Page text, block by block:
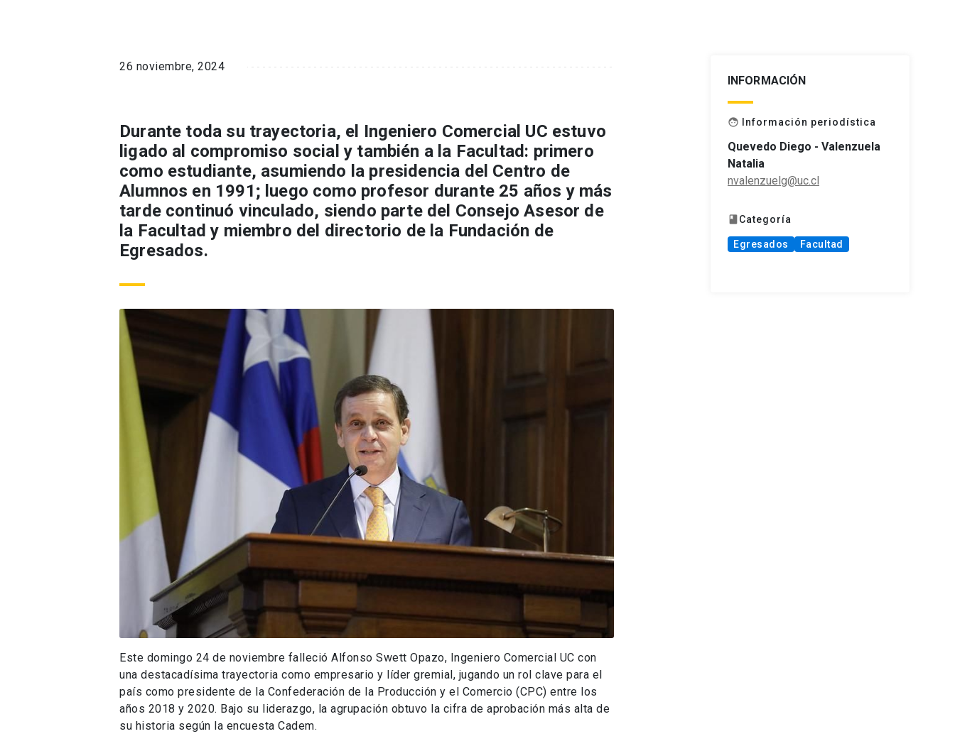
26 noviembre, 2024
Durante toda su trayectoria, el Ingeniero Comercial UC estuvo
ligado al compromiso social y también a la Facultad: primero
como estudiante, asumiendo la presidencia del Centro de
Alumnos en 1991; luego como profesor durante 25 años y más
tarde continuó vinculado, siendo parte del Consejo Asesor de
la Facultad y miembro del directorio de la Fundación de
Egresados.
Este domingo 24 de noviembre falleció Alfonso Swett Opazo, Ingeniero Comercial UC con
una destacadísima trayectoria como empresario y líder gremial, jugando un rol clave para el
país como presidente de la Confederación de la Producción y el Comercio (CPC) entre los
años 2018 y 2020. Bajo su liderazgo, la agrupación obtuvo la cifra de aprobación más alta de
su historia según la encuesta Cadem.
INFORMACIÓN
face Información periodística
Quevedo Diego - Valenzuela
Natalia
nvalenzuelg@uc.cl
book Categoría
Egresados Facultad